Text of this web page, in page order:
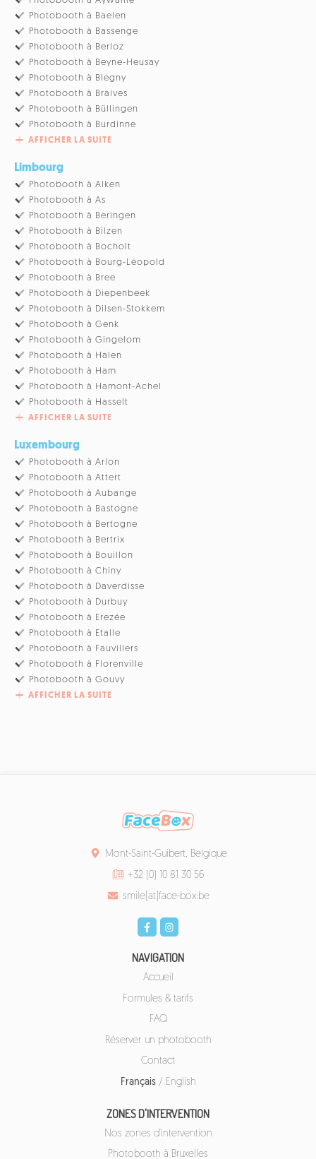
Photobooth à Baelen
Photobooth à Bassenge
Photobooth à Berloz
Photobooth à Beyne-Heusay
Photobooth à Blegny
Photobooth à Braives
Photobooth à Büllingen
Photobooth à Burdinne
AFFICHER LA SUITE
Limbourg
Photobooth à Alken
Photobooth à As
Photobooth à Beringen
Photobooth à Bilzen
Photobooth à Bocholt
Photobooth à Bourg-Léopold
Photobooth à Bree
Photobooth à Diepenbeek
Photobooth à Dilsen-Stokkem
Photobooth à Genk
Photobooth à Gingelom
Photobooth à Halen
Photobooth à Ham
Photobooth à Hamont-Achel
Photobooth à Hasselt
AFFICHER LA SUITE
Luxembourg
Photobooth à Arlon
Photobooth à Attert
Photobooth à Aubange
Photobooth à Bastogne
Photobooth à Bertogne
Photobooth à Bertrix
Photobooth à Bouillon
Photobooth à Chiny
Photobooth à Daverdisse
Photobooth à Durbuy
Photobooth à Erezée
Photobooth à Etalle
Photobooth à Fauvillers
Photobooth à Florenville
Photobooth à Gouvy
AFFICHER LA SUITE
Mont-Saint-Guibert, Belgique
+32 (0) 10 81 30 56
smile[at]face-box.be
NAVIGATION
Accueil
Formules & tarifs
FAQ
Réserver un photobooth
Contact
Français/ English
ZONES D'INTERVENTION
Nos zones d'intervention
Photobooth à Bruxelles